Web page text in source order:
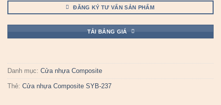
ĐĂNG KÝ TƯ VẤN SẢN PHẨM
TẢI BẢNG GIÁ
Danh mục: Cửa nhựa Composite
Thẻ: Cửa nhựa Composite SYB-237